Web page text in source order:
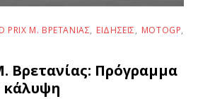
PRIX Μ. ΒΡΕΤΑΝΊΑΣ ΕΙΔΉΣΕΙΣ
MOTOGP
Βρετανίας: Πρόγραμμα
κάλυψη